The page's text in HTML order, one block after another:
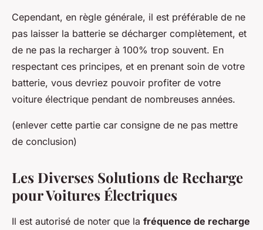
Cependant, en règle générale, il est préférable de ne
pas laisser la batterie se décharger complètement, et
de ne pas la recharger à 100% trop souvent. En
respectant ces principes, et en prenant soin de votre
batterie, vous devriez pouvoir profiter de votre
voiture électrique pendant de nombreuses années.
(enlever cette partie car consigne de ne pas mettre
de conclusion)
Les Diverses Solutions de Recharge
pour Voitures Électriques
Il est autorisé de noter que la fréquence de recharge